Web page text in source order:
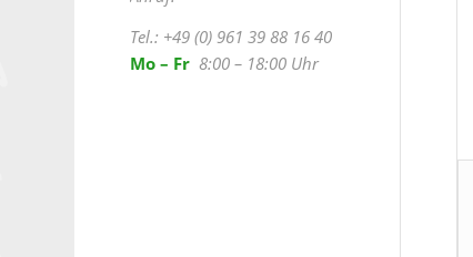
Tel.: +49 (0) 961 39 88 16 40
Mo – Fr 8:00 – 18:00 Uhr